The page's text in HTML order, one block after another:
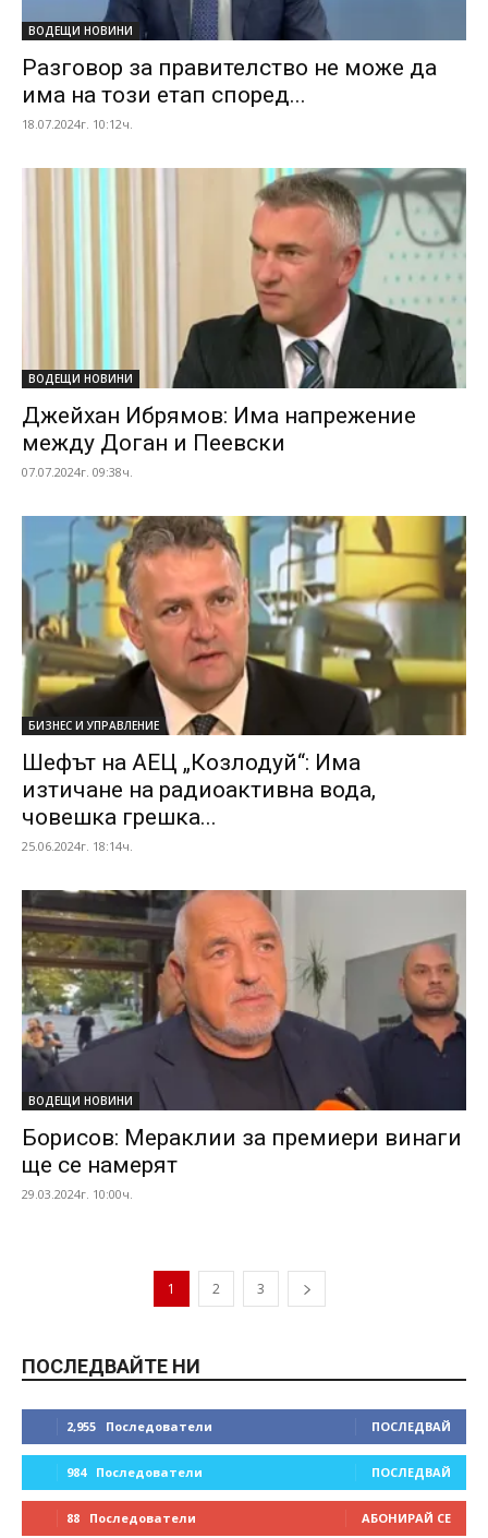
ВОДЕЩИ НОВИНИ
Разговор за правителство не може да
има на този етап според...
18.07.2024г. 10:12ч.
ВОДЕЩИ НОВИНИ
Джейхан Ибрямов: Има напрежение
между Доган и Пеевски
07.07.2024г. 09:38ч.
БИЗНЕС И УПРАВЛЕНИЕ
Шефът на АЕЦ „Козлодуй“: Има
изтичане на радиоактивна вода,
човешка грешка...
25.06.2024г. 18:14ч.
ВОДЕЩИ НОВИНИ
Борисов: Мераклии за премиери винаги
ще се намерят
29.03.2024г. 10:00ч.
1 2 3
ПОСЛЕДВАЙТЕ НИ
2,955 Последователи ПОСЛЕДВАЙ
984 Последователи ПОСЛЕДВАЙ
88 Последователи АБОНИРАЙ СЕ